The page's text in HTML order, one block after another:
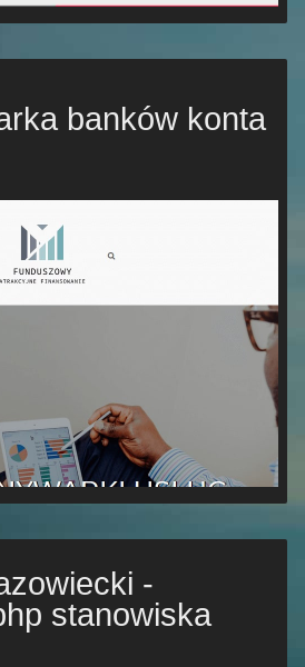
banków konta
-
stanowiska